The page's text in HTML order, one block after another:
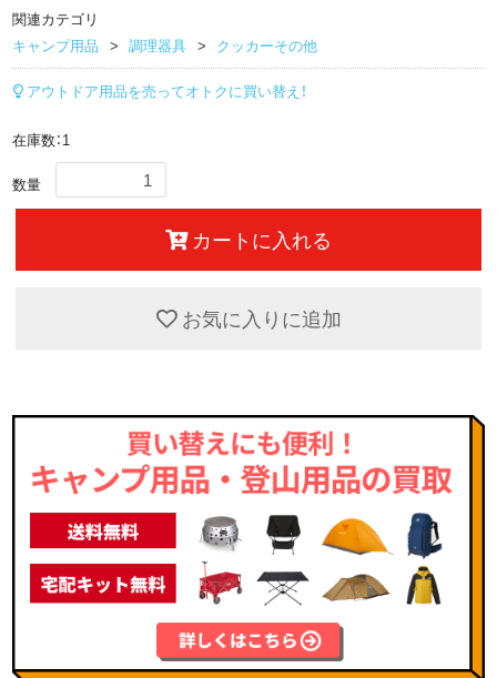
関連カテゴリ
キャンプ用品
調理器具 クッカーその他
アウトドア用品を売ってオトクに買い替え！
在庫数：1
数量
カートに入れる
お気に入りに追加